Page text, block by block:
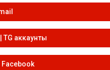
TG аккаунты
Facebook